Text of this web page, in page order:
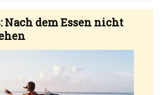
dem Essen nicht